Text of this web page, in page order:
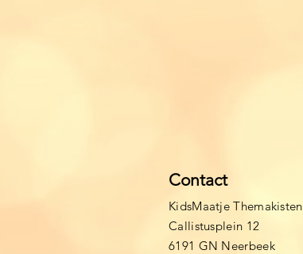
Contact
KidsMaatje Themakisten
Callistusplein 12
6191 GN Neerbeek